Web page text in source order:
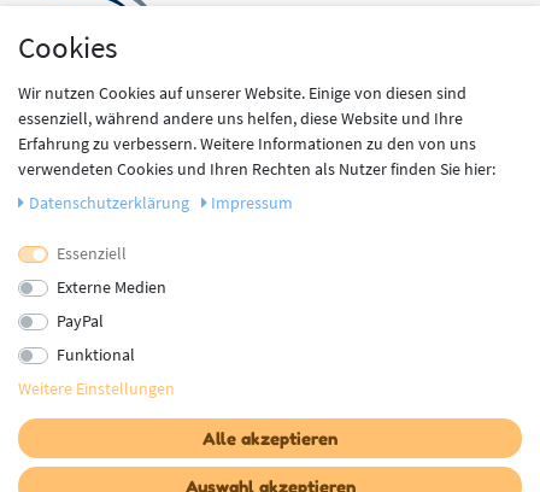
Shop Service
Kontakt
Zahlung und Versand
Batteriegesetz
Information
Newsletter
Datenschutz
AGB
Impressum
Vertrag widerrufen
Cookies
Wir nutzen Cookies auf unserer Website. Einige von diesen sind
essenziell, während andere uns helfen, diese Website und Ihre
Erfahrung zu verbessern. Weitere Informationen zu den von uns
verwendeten Cookies und Ihren Rechten als Nutzer finden Sie hier:
Daten­schutz­erklärung
Impressum
Essenziell
Externe Medien
PayPal
Funktional
Weitere Einstellungen
Alle akzeptieren
Auswahl akzeptieren